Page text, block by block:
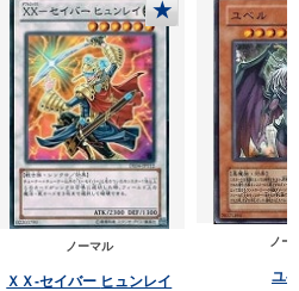
★
ノーマル
ＸＸ‐セイバー ヒュンレイ
ノー
ユ